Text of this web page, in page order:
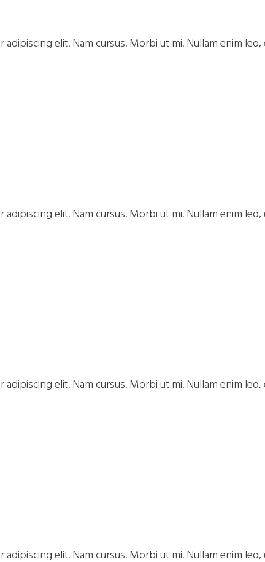
elit. Nam cursus. Morbi ut mi. Nullam enim leo,
elit. Nam cursus. Morbi ut mi. Nullam enim leo,
elit. Nam cursus. Morbi ut mi. Nullam enim leo,
elit. Nam cursus. Morbi ut mi. Nullam enim leo,